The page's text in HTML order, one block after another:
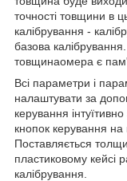
точності товщини в
калібрування -
базова
товщинаомера є
Всі параметри і
налаштувати за
керування
кнопок керування на
Поставляється
пластиковому кейсі
калібрування.